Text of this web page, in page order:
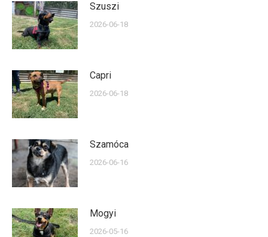
Szuszi
2026-06-18
Capri
2026-06-18
Szamóca
2026-06-16
Mogyi
2026-05-16